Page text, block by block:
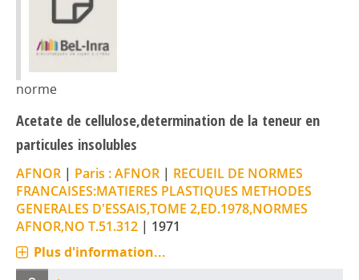
norme
Acetate de cellulose,determination de la teneur en
particules insolubles
AFNOR | Paris : AFNOR | RECUEIL DE NORMES
FRANCAISES:MATIERES PLASTIQUES METHODES
GENERALES D'ESSAIS,TOME 2,ED.1978,NORMES
AFNOR,NO T.51.312 | 1971
Plus d'information...